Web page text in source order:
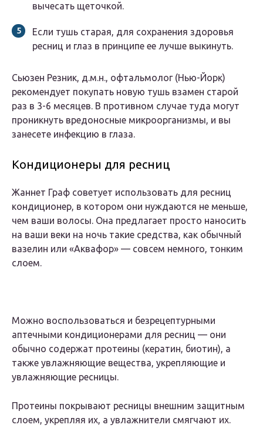
вычесать щеточкой.
Если тушь старая, для сохранения здоровья
ресниц и глаз в принципе ее лучше выкинуть.
Сьюзен Резник, д.м.н., офтальмолог (Нью-Йорк)
рекомендует покупать новую тушь взамен старой
раз в 3-6 месяцев. В противном случае туда могут
проникнуть вредоносные микроорганизмы, и вы
занесете инфекцию в глаза.
Кондиционеры для ресниц
Жаннет Граф советует использовать для ресниц
кондиционер, в котором они нуждаются не меньше,
чем ваши волосы. Она предлагает просто наносить
на ваши веки на ночь такие средства, как обычный
вазелин или «Аквафор» — совсем немного, тонким
слоем.
Можно воспользоваться и безрецептурными
аптечными кондиционерами для ресниц — они
обычно содержат протеины (кератин, биотин), а
также увлажняющие вещества, укрепляющие и
увлажняющие ресницы.
Протеины покрывают ресницы внешним защитным
слоем, укрепляя их, а увлажнители смягчают их.